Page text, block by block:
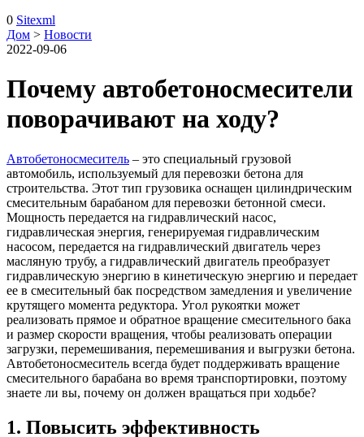
0 Sitexml
Дом > Новости
2022-09-06
Почему автобетоносмесители
поворачивают на ходу?
Автобетоносмеситель – это специальный грузовой
автомобиль, используемый для перевозки бетона для
строительства. Этот тип грузовика оснащен цилиндрическим
смесительным барабаном для перевозки бетонной смеси.
Мощность передается на гидравлический насос,
гидравлическая энергия, генерируемая гидравлическим
насосом, передается на гидравлический двигатель через
масляную трубу, а гидравлический двигатель преобразует
гидравлическую энергию в кинетическую энергию и передает
ее в смесительный бак посредством замедления и увеличение
крутящего момента редуктора. Угол рукоятки может
реализовать прямое и обратное вращение смесительного бака
и размер скорости вращения, чтобы реализовать операции
загрузки, перемешивания, перемешивания и выгрузки бетона.
Автобетоносмеситель всегда будет поддерживать вращение
смесительного барабана во время транспортировки, поэтому
знаете ли вы, почему он должен вращаться при ходьбе?
1. Повысить эффективность